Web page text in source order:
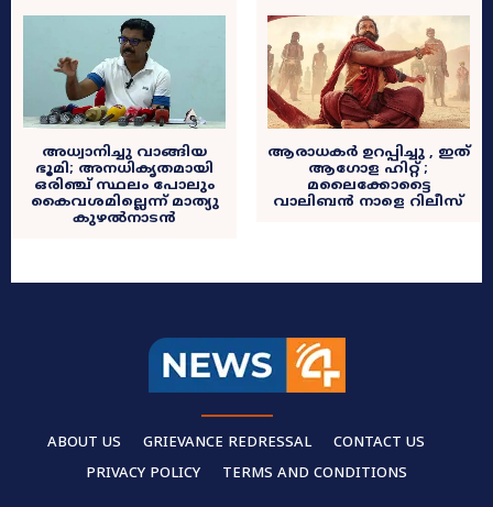
അധ്വാനിച്ചു വാങ്ങിയ
ഭൂമി; അനധികൃതമായി
ഒരിഞ്ച് സ്ഥലം പോലും
കൈവശമില്ലെന്ന് മാത്യു
കുഴൽനാടൻ
ആരാധകർ ഉറപ്പിച്ചു , ഇത്
ആഗോള ഹിറ്റ് ;
മലൈക്കോട്ടൈ
വാലിബൻ നാളെ റിലീസ്
ABOUT US GRIEVANCE REDRESSAL
CONTACT US
PRIVACY POLICY
TERMS AND CONDITIONS